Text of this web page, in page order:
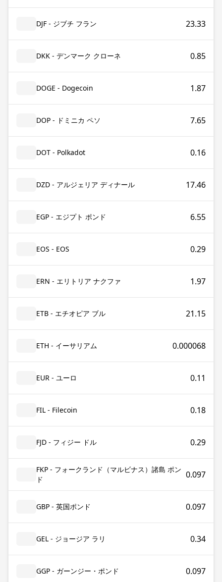
DJF - ジブチ フラン 23.33
DKK - デンマーク クローネ 0.85
DOGE - Dogecoin 1.87
DOP - ドミニカ ペソ 7.65
DOT - Polkadot 0.16
DZD - アルジェリア ディナール 17.46
EGP - エジプト ポンド 6.55
EOS - EOS 0.29
ERN - エリトリア ナクファ 1.97
ETB - エチオピア ブル 21.15
ETH - イーサリアム 0.000068
EUR - ユーロ 0.11
FIL - Filecoin 0.18
FJD - フィジー ドル 0.29
FKP - フォークランド（マルビナス）諸島 ポン
ド
0.097
GBP - 英国ポンド 0.097
GEL - ジョージア ラリ 0.34
GGP - ガーンジー・ポンド 0.097